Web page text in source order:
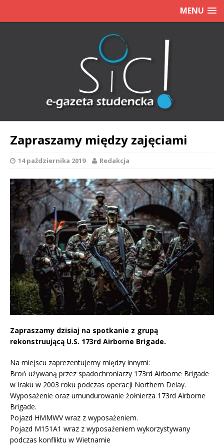
MENU
Zapraszamy między zajęciami
14 października 2019 Redakcja
Zapraszamy dzisiaj na spotkanie z grupą
rekonstruującą U.S. 173rd Airborne Brigade.
Na miejscu zaprezentujemy między innymi:
Broń używaną przez spadochroniarzy 173rd Airborne Brigade
w Iraku w 2003 roku podczas operacji Northern Delay.
Wyposażenie oraz umundurowanie żołnierza 173rd Airborne
Brigade.
Pojazd HMMWV wraz z wyposażeniem.
Pojazd M151A1 wraz z wyposażeniem wykorzystywany
podczas konfliktu w Wietnamie